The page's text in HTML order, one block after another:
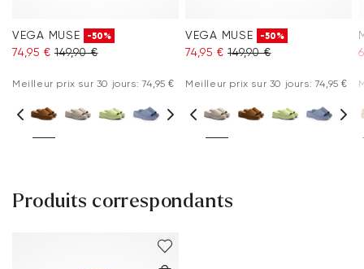
VEGA MUSE -50%
74,95 € 149,90 €
Meilleur prix sur 30 jours: 74,95 €
VEGA MUSE -50%
74,95 € 149,90 €
Meilleur prix sur 30 jours: 74,95 €
Produits correspondants